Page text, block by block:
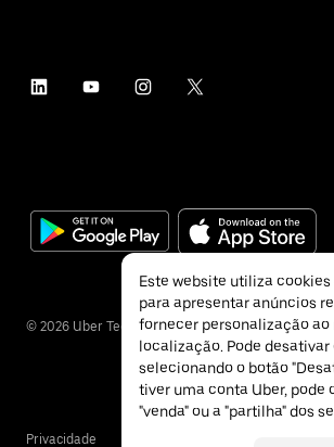
© 2026 Uber Technologies Inc.
Privacidade
Este website utiliza
para apresentar anúncios
fornecer personalização ao
localização. Pode desativar
selecionando o botão
tiver uma conta Uber, pode
"venda" ou a "partilha" dos